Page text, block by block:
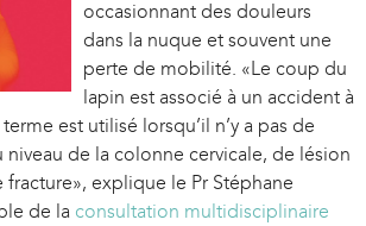
occasionnant des douleurs
dans la nuque et souvent une
perte de mobilité. «Le coup du
lapin est associé à un accident à
est utilisé lorsqu’il n’y a pas de
niveau de la colonne cervicale, de lésion
explique le Pr Stéphane
de la consultation multidisciplinaire